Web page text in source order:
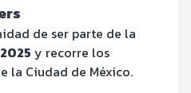
de ser parte de la
y recorre los
la Ciudad de México.